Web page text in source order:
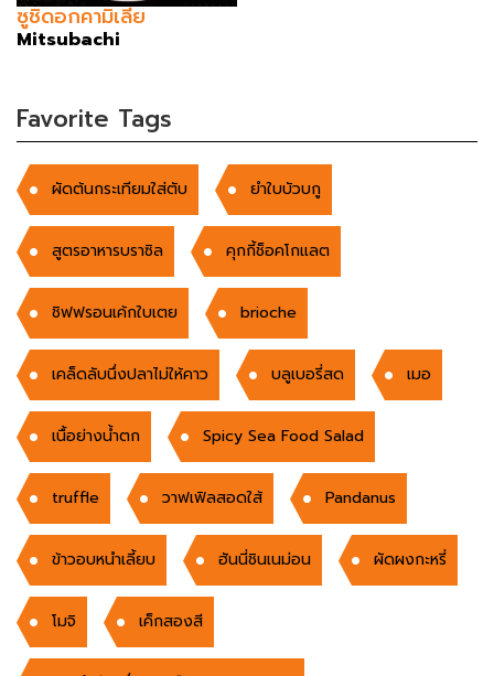
ซูชิดอกคามิเลีย
Mitsubachi
Favorite Tags
ผัดต้นกระเทียมใส่ตับ ยำใบบัวบกู
สูตรอาหารบราซิล คุกกี้ช็อคโกแลต
ชิฟฟรอนเค้กใบเตย brioche
เคล็ดลับนึ่งปลาไม่ให้คาว บลูเบอรี่สด เมอ
เนื้อย่างน้ำตก Spicy Sea Food Salad
truffle วาฟเฟิลสอดใส้ Pandanus
ข้าวอบหนำเลี้ยบ ฮันนี่ชินเนม่อน ผัดผงกะหรี่
โมจิ เค็กสองสี